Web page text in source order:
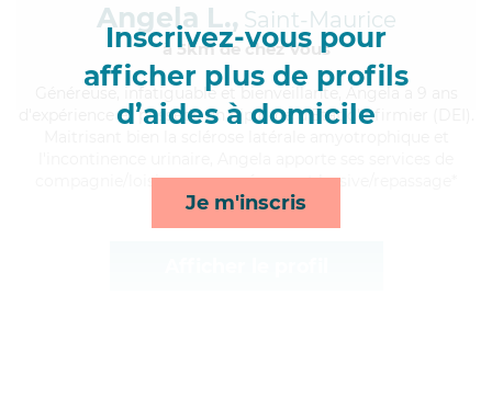
Inscrivez-vous pour
afficher plus de profils
d’aides à domicile
Je m'inscris
Angela L., Saint-Maurice
à 5km de chez Vous
, infatiguable et bienveillante, Angela a 9 ans
d'expérience et possède un diplôme d'Etat d'infirmier (DEI).
compagnie/loisirs, repas, ménage et lessive/repassage*